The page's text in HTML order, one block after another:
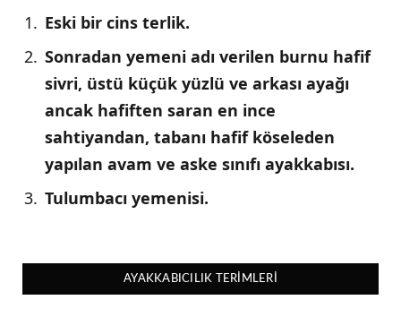
Eski bir cins terlik.
Sonradan yemeni adı verilen burnu hafif
sivri, üstü küçük yüzlü ve arkası ayağı
ancak hafiften saran en ince
sahtiyandan, tabanı hafif köseleden
yapılan avam ve aske sınıfı ayakkabısı.
Tulumbacı yemenisi.
AYAKKABICILIK TERIMLERI